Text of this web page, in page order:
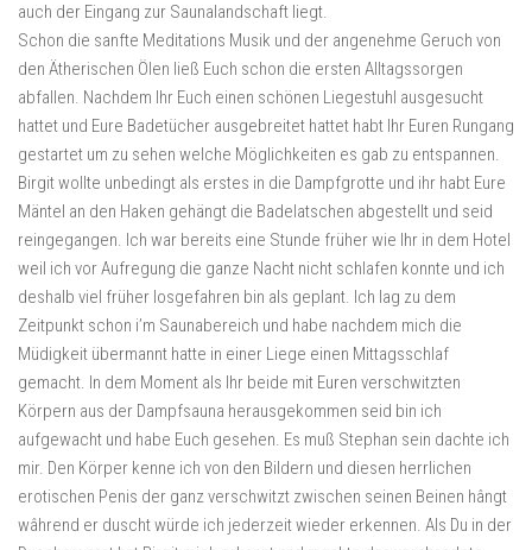
auch der Eingang zur Saunalandschaft liegt.
Schon die sanfte Meditations Musik und der angenehme Geruch von
den Ätherischen Ölen ließ Euch schon die ersten Alltagssorgen
abfallen. Nachdem Ihr Euch einen schönen Liegestuhl ausgesucht
hattet und Eure Badetücher ausgebreitet hattet habt Ihr Euren Rungang
gestartet um zu sehen welche Möglichkeiten es gab zu entspannen.
Birgit wollte unbedingt als erstes in die Dampfgrotte und ihr habt Eure
Mäntel an den Haken gehängt die Badelatschen abgestellt und seid
reingegangen. Ich war bereits eine Stunde früher wie Ihr in dem Hotel
weil ich vor Aufregung die ganze Nacht nicht schlafen konnte und ich
deshalb viel früher losgefahren bin als geplant. Ich lag zu dem
Zeitpunkt schon i’m Saunabereich und habe nachdem mich die
Müdigkeit übermannt hatte in einer Liege einen Mittagsschlaf
gemacht. In dem Moment als Ihr beide mit Euren verschwitzten
Körpern aus der Dampfsauna herausgekommen seid bin ich
aufgewacht und habe Euch gesehen. Es muß Stephan sein dachte ich
mir. Den Körper kenne ich von den Bildern und diesen herrlichen
erotischen Penis der ganz verschwitzt zwischen seinen Beinen hângt
wâhrend er duscht würde ich jederzeit wieder erkennen. Als Du in der